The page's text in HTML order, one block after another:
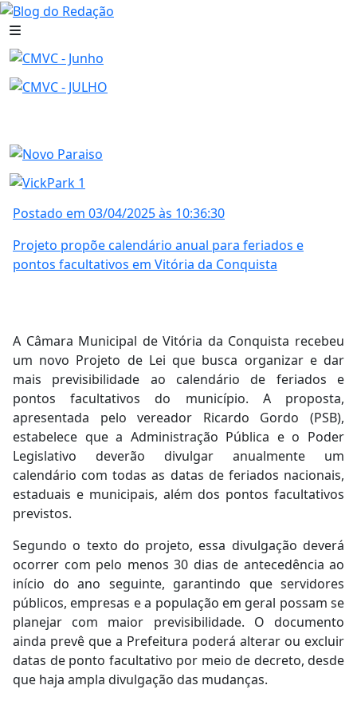
Postado em 03/04/2025 às 10:36:30
Projeto propõe calendário anual para feriados e
pontos facultativos em Vitória da Conquista
A Câmara Municipal de Vitória da Conquista recebeu
um novo Projeto de Lei que busca organizar e dar
mais previsibilidade ao calendário de feriados e
pontos facultativos do município. A proposta,
apresentada pelo vereador Ricardo Gordo (PSB),
estabelece que a Administração Pública e o Poder
Legislativo deverão divulgar anualmente um
calendário com todas as datas de feriados nacionais,
estaduais e municipais, além dos pontos facultativos
previstos.
Segundo o texto do projeto, essa divulgação deverá
ocorrer com pelo menos 30 dias de antecedência ao
início do ano seguinte, garantindo que servidores
públicos, empresas e a população em geral possam se
planejar com maior previsibilidade. O documento
ainda prevê que a Prefeitura poderá alterar ou excluir
datas de ponto facultativo por meio de decreto, desde
que haja ampla divulgação das mudanças.